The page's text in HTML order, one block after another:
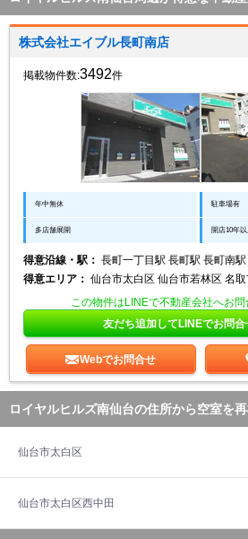
株式会社エイブル長町南店
掲載物件数:3492件
年中無休 駐車場有
多店舗展開 開店10年
得意沿線・駅： 長町一丁目駅 長町駅 長町南
得意エリア： 仙台市太白区 仙台市若林区 名
この物件はLINEで不動産会社へお問
友だち追加してLINEでお問合
Webでお問合せ
ロイヤルヒルズ南仙台の住所から空室を
仙台市太白区
仙台市太白区西中田